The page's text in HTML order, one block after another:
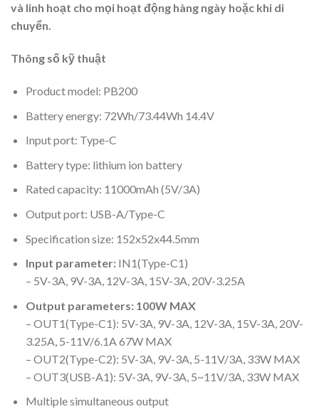
và linh hoạt cho mọi hoạt động hàng ngày hoặc khi di
chuyển.
Thông số kỹ thuật
Product model: PB200
Battery energy: 72Wh/73.44Wh 14.4V
Input port: Type-C
Battery type: lithium ion battery
Rated capacity: 11000mAh (5V/3A)
Output port: USB-A/Type-C
Specification size: 152x52x44.5mm
Input parameter:IN1(Type-C1)
– 5V-3A, 9V-3A, 12V-3A, 15V-3A, 20V-3.25A
Output parameters: 100W MAX
– OUT1(Type-C1): 5V-3A, 9V-3A, 12V-3A, 15V-3A, 20V-
3.25A, 5-11V/6.1A 67W MAX
– OUT2(Type-C2): 5V-3A, 9V-3A, 5-11V/3A, 33W MAX
– OUT3(USB-A1): 5V-3A, 9V-3A, 5~11V/3A, 33W MAX
Multiple simultaneous output